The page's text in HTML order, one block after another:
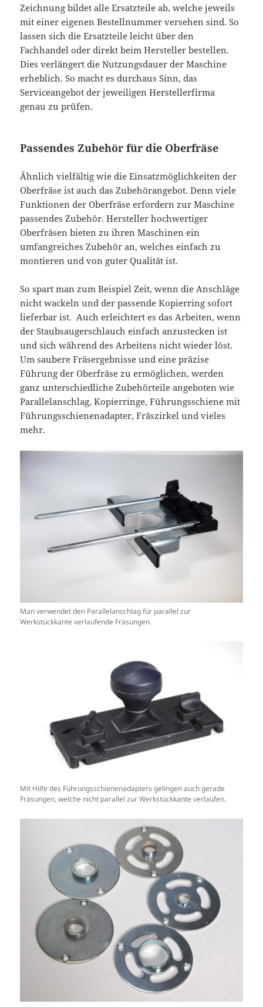
Zeichnung bildet alle Ersatzteile ab, welche jeweils
mit einer eigenen Bestellnummer versehen sind. So
lassen sich die Ersatzteile leicht über den
Fachhandel oder direkt beim Hersteller bestellen.
Dies verlängert die Nutzungsdauer der Maschine
erheblich. So macht es durchaus Sinn, das
Serviceangebot der jeweiligen Herstellerfirma
genau zu prüfen.
Passendes Zubehör für die Oberfräse
Ähnlich vielfältig wie die Einsatzmöglichkeiten der
Oberfräse ist auch das Zubehörangebot. Denn viele
Funktionen der Oberfräse erfordern zur Maschine
passendes Zubehör. Hersteller hochwertiger
Oberfräsen bieten zu ihren Maschinen ein
umfangreiches Zubehör an, welches einfach zu
montieren und von guter Qualität ist.
So spart man zum Beispiel Zeit, wenn die Anschläge
nicht wackeln und der passende Kopierring sofort
lieferbar ist. Auch erleichtert es das Arbeiten, wenn
der Staubsaugerschlauch einfach anzustecken ist
und sich während des Arbeitens nicht wieder löst.
Um saubere Fräsergebnisse und eine präzise
Führung der Oberfräse zu ermöglichen, werden
ganz unterschiedliche Zubehörteile angeboten wie
Parallelanschlag, Kopierringe, Führungsschiene mit
Führungsschienenadapter, Fräszirkel und vieles
mehr.
Man verwendet den Parallelanschlag für parallel zur
Werkstückkante verlaufende Fräsungen.
Mit Hilfe des Führungsschienenadapters gelingen auch gerade
Fräsungen, welche nicht parallel zur Werkstückkante verlaufen.